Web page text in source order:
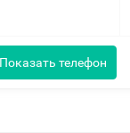
Показать телефон